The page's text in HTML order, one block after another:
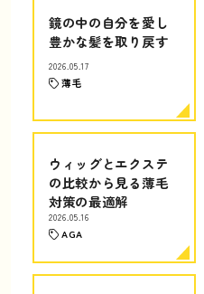
鏡の中の自分を愛し
豊かな髪を取り戻す
2026.05.17
薄毛
ウィッグとエクステ
の比較から見る薄毛
対策の最適解
2026.05.16
AGA